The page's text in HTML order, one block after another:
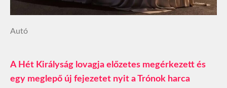
Autó
A Hét Királyság lovagja előzetes megérkezett és
egy meglepő új fejezetet nyit a Trónok harca